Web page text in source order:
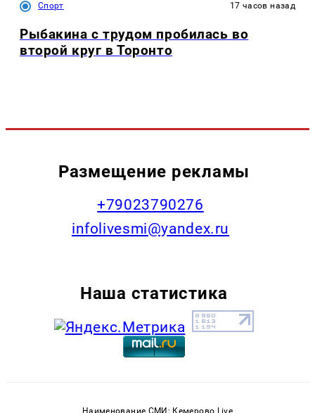
Спорт 17 часов назад
Рыбакина с трудом пробилась во
второй круг в Торонто
Размещение рекламы
+79023790276
infolivesmi@yandex.ru
Наша статистика
Наименование СМИ: Кемерово Live